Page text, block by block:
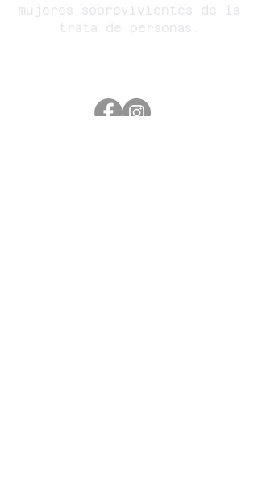
mujeres sobrevivientes de la
trata de personas.